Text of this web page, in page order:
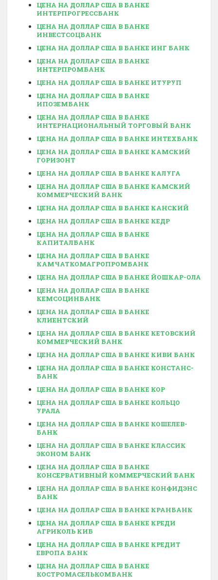
ЦЕНА НА ДОЛЛАР США В БАНКЕ
ИНТЕРПРОГРЕССБАНК
ЦЕНА НА ДОЛЛАР США В БАНКЕ
ИНВЕСТСОЦБАНК
ЦЕНА НА ДОЛЛАР США В БАНКЕ ИНГ БАНК
ЦЕНА НА ДОЛЛАР США В БАНКЕ
ИНТЕРПРОМБАНК
ЦЕНА НА ДОЛЛАР США В БАНКЕ ИТУРУП
ЦЕНА НА ДОЛЛАР США В БАНКЕ
ИПОЗЕМБАНК
ЦЕНА НА ДОЛЛАР США В БАНКЕ
ИНТЕРНАЦИОНАЛЬНЫЙ ТОРГОВЫЙ БАНК
ЦЕНА НА ДОЛЛАР США В БАНКЕ ИНТЕХБАНК
ЦЕНА НА ДОЛЛАР США В БАНКЕ КАМСКИЙ
ГОРИЗОНТ
ЦЕНА НА ДОЛЛАР США В БАНКЕ КАЛУГА
ЦЕНА НА ДОЛЛАР США В БАНКЕ КАМСКИЙ
КОММЕРЧЕСКИЙ БАНК
ЦЕНА НА ДОЛЛАР США В БАНКЕ КАНСКИЙ
ЦЕНА НА ДОЛЛАР США В БАНКЕ КЕДР
ЦЕНА НА ДОЛЛАР США В БАНКЕ
КАПИТАЛБАНК
ЦЕНА НА ДОЛЛАР США В БАНКЕ
КАМЧАТКОМАГРОПРОМБАНК
ЦЕНА НА ДОЛЛАР США В БАНКЕ ЙОШКАР-ОЛА
ЦЕНА НА ДОЛЛАР США В БАНКЕ
КЕМСОЦИНБАНК
ЦЕНА НА ДОЛЛАР США В БАНКЕ
КЛИЕНТСКИЙ
ЦЕНА НА ДОЛЛАР США В БАНКЕ КЕТОВСКИЙ
КОММЕРЧЕСКИЙ БАНК
ЦЕНА НА ДОЛЛАР США В БАНКЕ КИВИ БАНК
ЦЕНА НА ДОЛЛАР США В БАНКЕ КОНСТАНС-
БАНК
ЦЕНА НА ДОЛЛАР США В БАНКЕ КОР
ЦЕНА НА ДОЛЛАР США В БАНКЕ КОЛЬЦО
УРАЛА
ЦЕНА НА ДОЛЛАР США В БАНКЕ КОШЕЛЕВ-
БАНК
ЦЕНА НА ДОЛЛАР США В БАНКЕ КЛАССИК
ЭКОНОМ БАНК
ЦЕНА НА ДОЛЛАР США В БАНКЕ
КОНСЕРВАТИВНЫЙ КОММЕРЧЕСКИЙ БАНК
ЦЕНА НА ДОЛЛАР США В БАНКЕ КОНФИДЭНС
БАНК
ЦЕНА НА ДОЛЛАР США В БАНКЕ КРАНБАНК
ЦЕНА НА ДОЛЛАР США В БАНКЕ КРЕДИ
АГРИКОЛЬ КИБ
ЦЕНА НА ДОЛЛАР США В БАНКЕ КРЕДИТ
ЕВРОПА БАНК
ЦЕНА НА ДОЛЛАР США В БАНКЕ
КОСТРОМАСЕЛЬКОМБАНК